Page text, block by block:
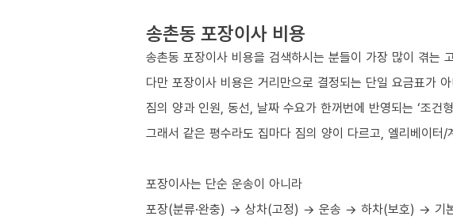
송촌동 포장이사 비용
송촌동 포장이사 비용을 검색하시는 분들이 가장 많이 겪는
다만 포장이사 비용은 거리만으로 결정되는 단일 요금표가
짐의 양과 인원, 동선, 날짜 수요가 한꺼번에 반영되는 ‘조건
그래서 같은 평수라도 집마다 짐의 양이 다르고, 엘리베이
포장이사는 단순 운송이 아니라
포장(분류·완충) → 상차(고정) → 운송 → 하차(보호) → 기